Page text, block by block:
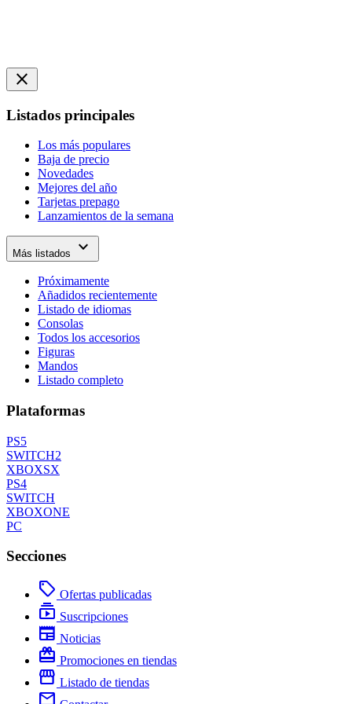
close
Listados principales
Los más populares
Baja de precio
Novedades
Mejores del año
Tarjetas prepago
Lanzamientos de la semana
Más listados expand_more
Próximamente
Añadidos recientemente
Listado de idiomas
Consolas
Todos los accesorios
Figuras
Mandos
Listado completo
Plataformas
PS5
SWITCH2
XBOXSX
PS4
SWITCH
XBOXONE
PC
Secciones
local_offer Ofertas publicadas
subscriptions Suscripciones
newspaper Noticias
redeem Promociones en tiendas
storefront Listado de tiendas
mail